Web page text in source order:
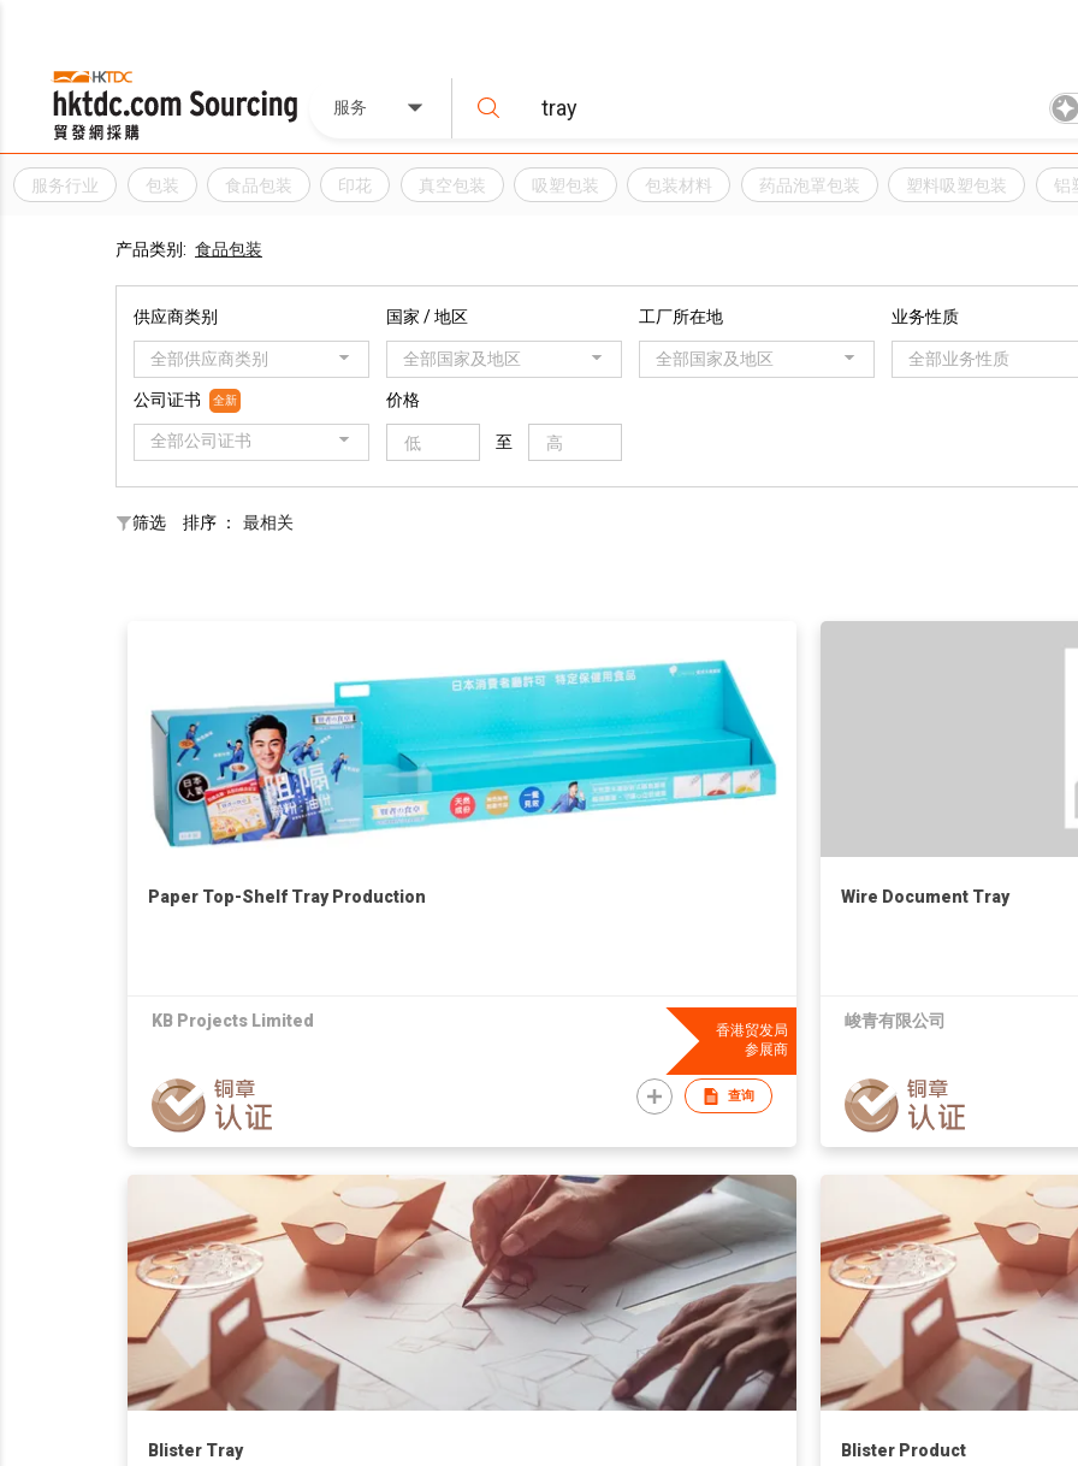
服务
服务行业 包装 食品包装 印花 真空包装 吸塑包装 包装材料 药品泡罩包装 塑料吸塑包装 铝
产品类别: 食品包装
供应商类别
全部供应商类别
国家 / 地区
全部国家及地区
工厂所在地
全部国家及地区
业务性质
全部业务性质
公司证书 全新
全部公司证书
价格
至
筛选 排序 ： 最相关
Paper Top-Shelf Tray Production
KB Projects Limited
香港贸发局
参展商
查询
Wire Document Tray
峻青有限公司
Blister Tray Blister Product